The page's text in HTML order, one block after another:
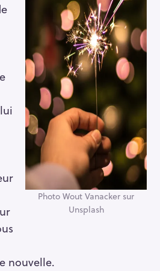
Photo Wout Vanacker sur
Unsplash
nouvelle.